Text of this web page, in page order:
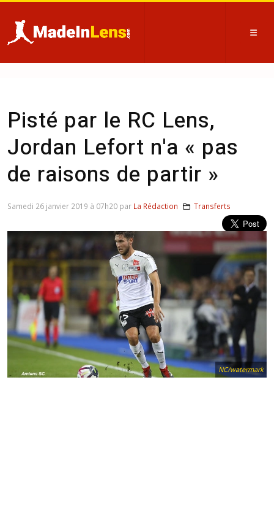
Pisté par le RC Lens,
Jordan Lefort n'a « pas
de raisons de partir »
NC/watermark
Samedi 26 janvier 2019 à 07h20 par La Rédaction Transferts